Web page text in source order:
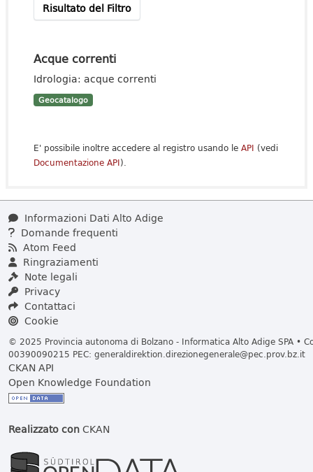
Risultato del Filtro
Acque correnti
Idrologia: acque correnti
Geocatalogo
E' possibile inoltre accedere al registro usando le API (vedi
Documentazione API).
Informazioni Dati Alto Adige
Domande frequenti
Atom Feed
Ringraziamenti
Note legali
Privacy
Contattaci
Cookie
© 2025 Provincia autonoma di Bolzano - Informatica Alto Adige SPA •
00390090215 PEC: generaldirektion.direzionegenerale@pec.prov.bz.it
CKAN API
Open Knowledge Foundation
Realizzato conCKAN